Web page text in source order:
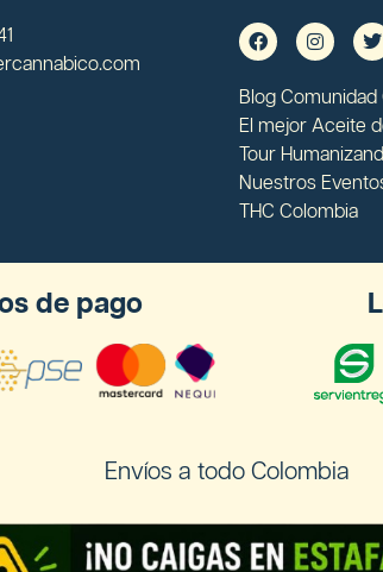
Blog Comunidad
El mejor Aceite
Tour
Nuestros
THC Colombia
de pago
Envíos a todo Colombia